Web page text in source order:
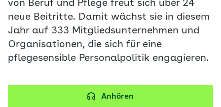
von Beruf und Pflege freut sich über 24
neue Beitritte. Damit wächst sie in diesem
Jahr auf 333 Mitgliedsunternehmen und
Organisationen, die sich für eine
pflegesensible Personalpolitik engagieren.
Anhören